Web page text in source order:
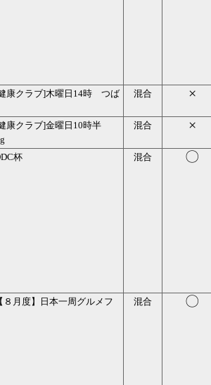
康クラブ]木曜日14時 つば
混合 ×
康クラブ]金曜日10時半
混合 ×
杯 混合 〇
８月度】日本一周グルメフ
混合 〇